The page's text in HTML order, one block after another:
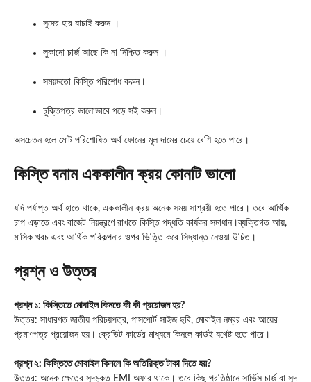
সুদের হার যাচাই করুন ।
লুকানো চার্জ আছে কি না নিশ্চিত করুন ।
সময়মতো কিস্তি পরিশোধ করুন।
চুক্তিপত্র ভালোভাবে পড়ে সই করুন।
অসচেতন হলে মোট পরিশোধিত অর্থ ফোনের মূল দামের চেয়ে বেশি হতে পারে।
কিস্তি বনাম এককালীন ক্রয় কোনটি ভালো
যদি পর্যাপ্ত অর্থ হাতে থাকে, এককালীন ক্রয় অনেক সময় সাশ্রয়ী হতে পারে। তবে আর্থিক
চাপ এড়াতে এবং বাজেট নিয়ন্ত্রণে রাখতে কিস্তি পদ্ধতি কার্যকর সমাধান।ব্যক্তিগত আয়,
মাসিক খরচ এবং আর্থিক পরিকল্পনার ওপর ভিত্তি করে সিদ্ধান্ত নেওয়া উচিত।
প্রশ্ন ও উত্তর
প্রশ্ন ১: কিস্তিতে মোবাইল কিনতে কী কী প্রয়োজন হয়?
উত্তর: সাধারণত জাতীয় পরিচয়পত্র, পাসপোর্ট সাইজ ছবি, মোবাইল নম্বর এবং আয়ের
প্রমাণপত্র প্রয়োজন হয়। ক্রেডিট কার্ডের মাধ্যমে কিনলে কার্ডই যথেষ্ট হতে পারে।
প্রশ্ন ২: কিস্তিতে মোবাইল কিনলে কি অতিরিক্ত টাকা দিতে হয়?
উত্তর: অনেক ক্ষেত্রে সুদমুক্ত EMI অফার থাকে। তবে কিছু প্রতিষ্ঠানে সার্ভিস চার্জ বা সুদ